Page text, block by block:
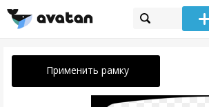
Применить рамку